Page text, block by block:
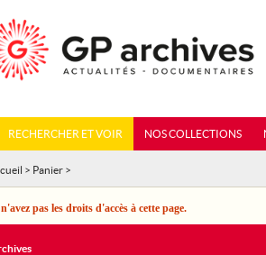
RECHERCHER ET VOIR NOS COLLECTIONS
> Panier >
pas les droits d'accès à cette page.